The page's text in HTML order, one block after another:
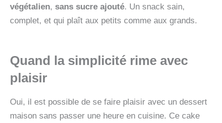
végétalien, sans sucre ajouté. Un snack sain,
complet, et qui plaît aux petits comme aux grands.
Quand la simplicité rime avec
plaisir
Oui, il est possible de se faire plaisir avec un dessert
maison sans passer une heure en cuisine. Ce cake